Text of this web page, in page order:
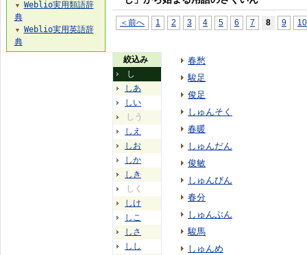
＜前へ 1 2 3 4 5 6 7 8 9 10
絞込み
し
しあ
しい
しう
しえ
しお
しか
しき
しく
しけ
しこ
しさ
しし
春愁
駿足
俊足
しゅんそく
春暖
しゅんだん
俊敏
しゅんびん
春分
しゅんぶん
駿馬
しゅんめ
▼
Weblio実用類語辞
典
▼
Weblio実用英語辞
典